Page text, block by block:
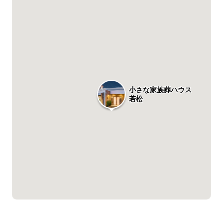
小さな家族葬ハウス
若松